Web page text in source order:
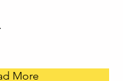
More